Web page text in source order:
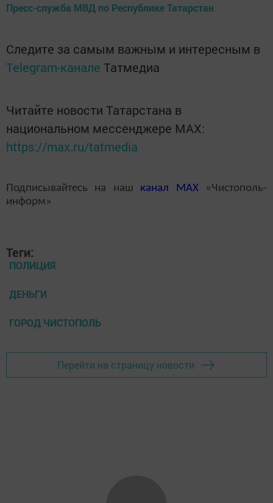
Пресс-служба МВД по Республике Татарстан
Следите за самым важным и интересным в
Telegram-канале Татмедиа
Читайте новости Татарстана в
национальном мессенджере MАХ:
https://max.ru/tatmedia
Подписывайтесь на наш канал MAX«Чистополь-
информ»
Теги:
ПОЛИЦИЯ
ДЕНЬГИ
ГОРОД ЧИСТОПОЛЬ
Перейти на страницу новости